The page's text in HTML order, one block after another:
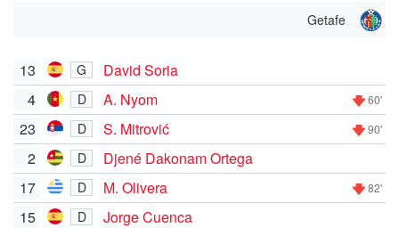
Getafe
13 G
David Soria
4
D A. Nyom 60'
23 D S. Mitrović 90'
2 D
Djené Dakonam Ortega
17
D M. Olivera 82'
15 D
Jorge Cuenca